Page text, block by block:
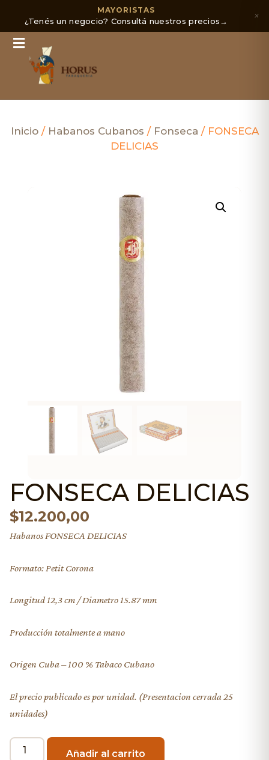
MAYORISTAS
¿Tenés un negocio? Consultá nuestros precios→ ×
Inicio/ Habanos Cubanos / Fonseca / FONSECA
DELICIAS
FONSECA DELICIAS
$12.200,00
Habanos FONSECA DELICIAS
Formato: Petit Corona
Longitud 12,3 cm / Diametro 15.87 mm
Producción totalmente a mano
Origen Cuba – 100 % Tabaco Cubano
El precio publicado es por unidad. (Presentacion cerrada 25
unidades)
Añadir al carrito